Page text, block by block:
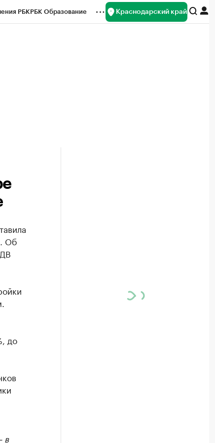
РБКРБК Образование Краснодарский край
Об
до
в